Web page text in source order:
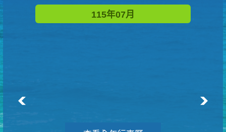
115年07月